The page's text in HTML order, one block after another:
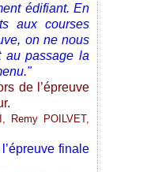
édifiant. En
aux courses
on ne nous
au passage la
de l’épreuve
Remy POILVET,
finale